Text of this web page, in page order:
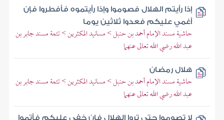
إذا رأيتم الهلال فصوموا وإذا رأيتموه فأفطروا فإن
أغمي عليكم فعدوا ثلاثين يوما
حاشية مسند الإمام أحمد بن حنبل > مسانيد المكثرين > تتمة مسند جابر بن
عبد الله رضي الله تعالى عنهما
هلال رمضان
حاشية مسند الإمام أحمد بن حنبل > مسانيد المكثرين > تتمة مسند جابر بن
عبد الله رضي الله تعالى عنهما
لا تصوموا حتى تروا الهلال فإن خفي عليكم فأتموا